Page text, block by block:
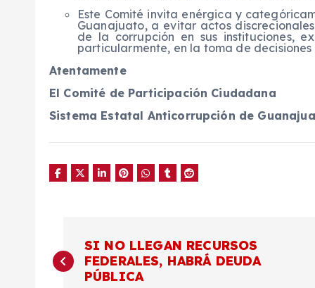
Este Comité invita enérgica y
Guanajuato, a evitar actos
de la corrupción en sus instituciones,
particularmente, en la toma de
Atentamente
El Comité de Participación Ciudadana
Sistema Estatal Anticorrupción de
a
SI NO LLEGAN RECURSOS
FEDERALES, HABRÁ DEUDA
PÚBLICA